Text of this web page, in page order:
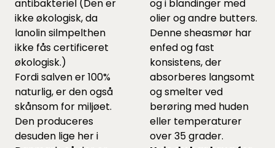
antibakteriel (Den er
ikke økologisk, da
lanolin silmpelthen
ikke fås certificeret
økologisk.)
Fordi salven er 100%
naturlig, er den også
skånsom for miljøet.
Den produceres
desuden lige her i
og i blandinger med
olier og andre butters.
Denne sheasmør har
enfed og fast
konsistens, der
absorberes langsomt
og smelter ved
berøring med huden
eller temperaturer
over 35 grader.